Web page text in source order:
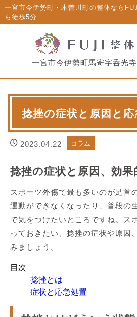
一宮市今伊勢町・木曽川町の整体なら
ら徒歩5分
一宮市今伊勢町馬寄字呑光
捻挫の症状と原因と応
2023.04.22 コラム
捻挫の症状と原因、効果
スポーツ外傷で最も多いのが足首
運動ができなくなったり、普段の
で気をつけたいところですね。ス
っておきたい、捻挫の症状や原因
みましょう。
目次
捻挫とは
症状と応急処置